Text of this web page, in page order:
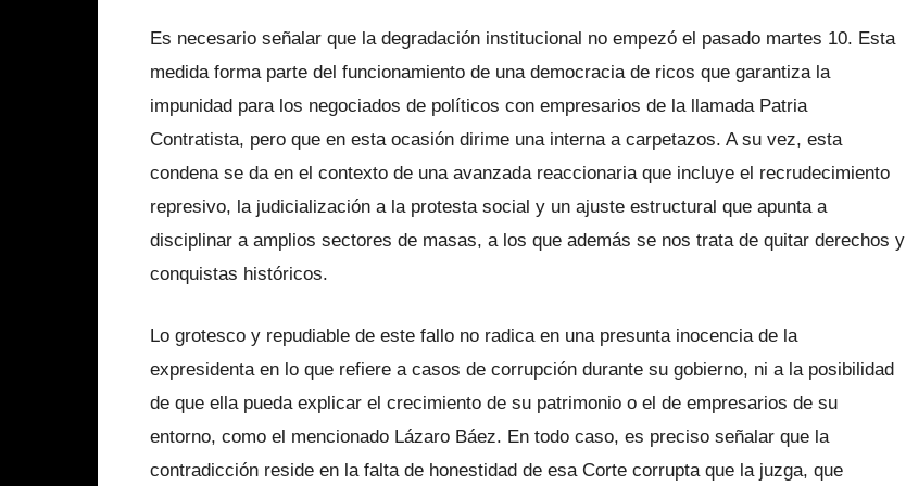
Es necesario señalar que la degradación institucional no empezó el pasado martes 10. Esta
medida forma parte del funcionamiento de una democracia de ricos que garantiza la
impunidad para los negociados de políticos con empresarios de la llamada Patria
Contratista, pero que en esta ocasión dirime una interna a carpetazos. A su vez, esta
condena se da en el contexto de una avanzada reaccionaria que incluye el recrudecimiento
represivo, la judicialización a la protesta social y un ajuste estructural que apunta a
disciplinar a amplios sectores de masas, a los que además se nos trata de quitar derechos y
conquistas históricos.
Lo grotesco y repudiable de este fallo no radica en una presunta inocencia de la
expresidenta en lo que refiere a casos de corrupción durante su gobierno, ni a la posibilidad
de que ella pueda explicar el crecimiento de su patrimonio o el de empresarios de su
entorno, como el mencionado Lázaro Báez. En todo caso, es preciso señalar que la
contradicción reside en la falta de honestidad de esa Corte corrupta que la juzga, que